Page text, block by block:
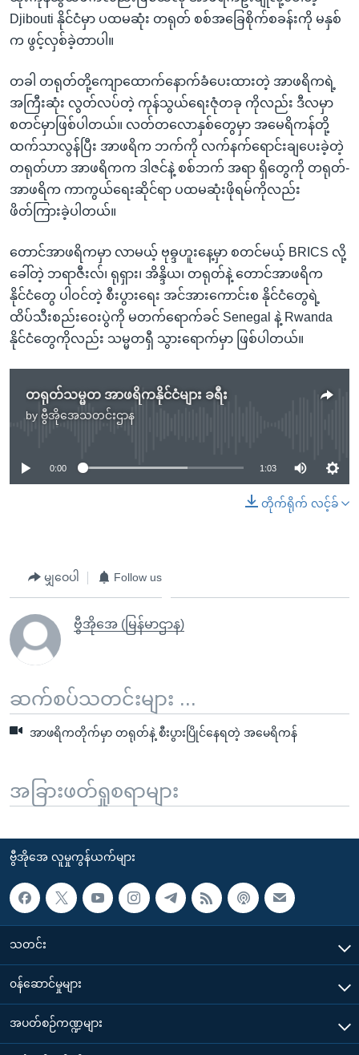
Djibouti နိုင်ငံမှာ ပထမဆုံး တရုတ် စစ်အခြေစိုက်စခန်းကို မနှစ်
က ဖွင့်လှစ်ခဲ့တာပါ။
တခါ တရုတ်တို့ကျောထောက်နောက်ခံပေးထားတဲ့ အာဖရိကရဲ့
အကြီးဆုံး လွတ်လပ်တဲ့ ကုန်သွယ်ရေးဇုံတခု ကိုလည်း ဒီလမှာ
စတင်မှာဖြစ်ပါတယ်။ လတ်တလောနှစ်တွေမှာ အမေရိကန်တို့
ထက်သာလွန်ပြီး အာဖရိက ဘက်ကို လက်နက်ရောင်းချပေးခဲ့တဲ့
တရုတ်ဟာ အာဖရိကက ဒါဇင်နဲ့ စစ်ဘက် အရာ ရှိတွေကို တရုတ်-
အာဖရိက ကာကွယ်ရေးဆိုင်ရာ ပထမဆုံးဖိုရမ်ကိုလည်း
ဖိတ်ကြားခဲ့ပါတယ်။
တောင်အာဖရိကမှာ လာမယ့် ဗုဓ္ဒဟူးနေ့မှာ စတင်မယ့် BRICS လို့
ခေါ်တဲ့ ဘရာဇီးလ်၊ ရုရှား၊ အိန္ဒိယ၊ တရုတ်နဲ့ တောင်အာဖရိက
နိုင်ငံတွေ ပါဝင်တဲ့ စီးပွားရေး အင်အားကောင်းစ နိုင်ငံတွေရဲ့
ထိပ်သီးစည်းဝေးပွဲကို မတက်ရောက်ခင် Senegal နဲ့ Rwanda
နိုင်ငံတွေကိုလည်း သမ္မတရှီ သွားရောက်မှာ ဖြစ်ပါတယ်။
တရုတ်သမ္မတ အာဖရိကနိုင်ငံများ ခရီး
by ဗွီအိုအေသတင်းဌာန
No media source currently available
0:00 1:03
တိုက်ရိုက် လင့်ခ်
မျှဝေပါ Follow us
ဗွီအိုအေ (မြန်မာဌာန)
ဆက်စပ်သတင်းများ ...
အာဖရိကတိုက်မှာ တရုတ်နဲ့ စီးပွားပြိုင်နေရတဲ့ အမေရိကန်
အခြားဖတ်ရှုစရာများ
ဗွီအိုအေ လူမှုကွန်ယက်များ
သတင်း
၀န်ဆောင်မှုများ
အပတ်စဉ်ကဏ္ဍများ